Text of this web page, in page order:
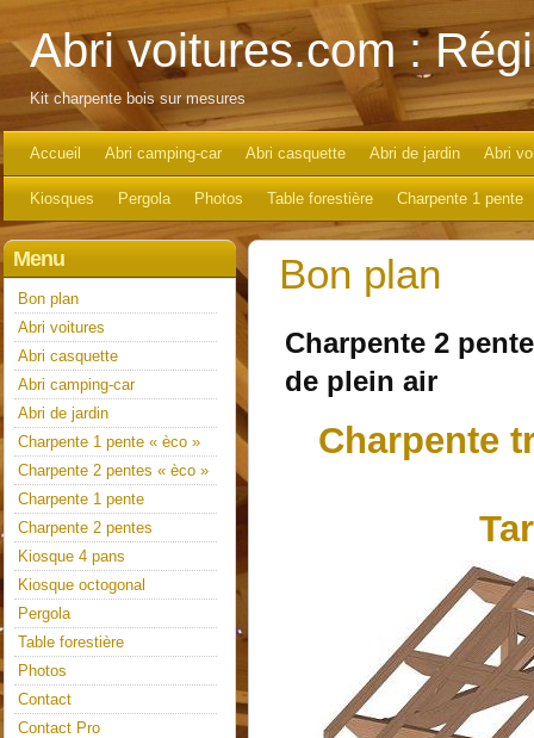
Abri voitures.com :
Kit charpente bois sur mesures
Accueil Abri camping-car Abri casquette Abri de jardin Abri
Kiosques Pergola Photos Table forestière Charpente 1 pente
Bon plan
Charpente 2
de plein air
Charpente
Menu
Bon plan
Abri voitures
Abri casquette
Abri camping-car
Abri de jardin
Charpente 1 pente « èco »
Charpente 2 pentes « èco »
Charpente 1 pente
Charpente 2 pentes
Kiosque 4 pans
Kiosque octogonal
Pergola
Table forestière
Photos
Contact
Contact Pro